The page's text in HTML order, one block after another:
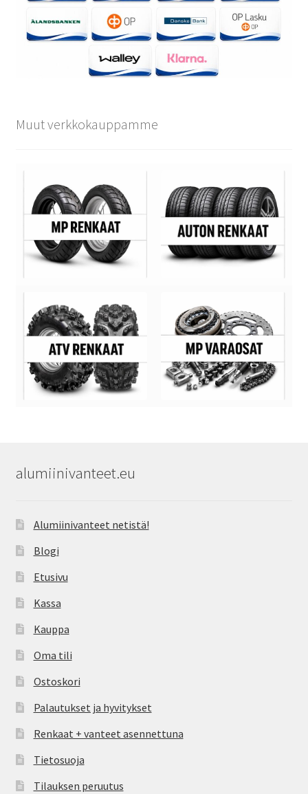
Muut verkkokauppamme
alumiinivanteet.eu
Alumiinivanteet netistä!
Blogi
Etusivu
Kassa
Kauppa
Oma tili
Ostoskori
Palautukset ja hyvitykset
Renkaat + vanteet asennettuna
Tietosuoja
Tilauksen peruutus